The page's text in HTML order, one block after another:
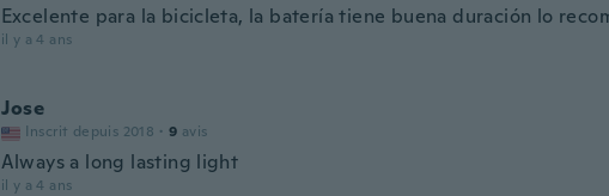
Excelente para la bicicleta, la batería tiene buena duración lo
il y a 4 ans
Jose
Inscrit depuis 2018 · 9 avis
Always a long lasting light
il y a 4 ans